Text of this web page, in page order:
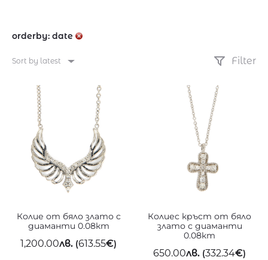
orderby: date
Sort by latest Filter
Колие от бяло злато с
диаманти 0.08кт
1,200.00лв. (613.55€)
Колиес кръст от бяло
злато с диаманти
0.08кт
650.00лв. (332.34€)